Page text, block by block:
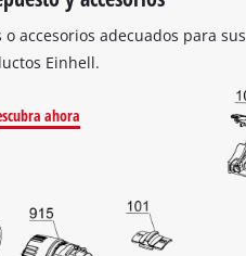
accesorios adecuados para sus
Einhell.
ahora